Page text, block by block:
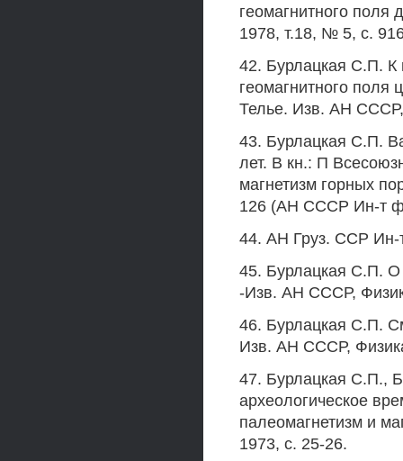
геомагнитного поля
1978, т.18, № 5, с.
42. Бурлацкая С.П. К
геомагнитного поля
Телье. Изв. АН
43. Бурлацкая С.П.
лет. В кн.: П
магнетизм горных
126 (АН СССР Ин-т
44. АН Груз. ССР Ин-
45. Бурлацкая С.П. О
-Изв. АН СССР,
46. Бурлацкая С.П.
Изв. АН СССР,
47. Бурлацкая С.П.,
археологическое
палеомагнетизм и
1973, с. 25-26.